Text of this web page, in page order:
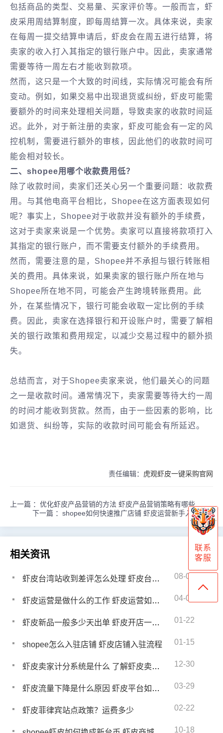
包括商品的类型、交易量、买家评价等。一般而言，虾
皮采用周结算制度，即每周结算一次。具体来说，卖家
在每周一提交结算申请后，虾皮会在周五进行结算，将
卖家的收入打入其指定的银行账户中。因此，卖家通常
需要等待一周左右才能收到款项。
然而，这只是一个大致的时间线，实际情况可能会有所
变动。例如，如果交易中出现退货或纠纷，虾皮可能需
要额外的时间来处理相关问题，导致卖家的收款时间延
迟。此外，对于新注册的卖家，虾皮可能会有一定的风
控机制，需要进行额外的审核，因此他们的收款时间可
能会相对较长。
二、shopee用哪个收款费用低？
除了收款时间，卖家们还关心另一个重要问题：收款费
用。与其他电商平台相比，Shopee在这方面表现如何
呢？事实上，Shopee对于收款并没有额外的手续费，
这对于卖家来说是一个优势。卖家可以直接将款项打入
其指定的银行账户，而不需要支付额外的手续费用。
然而，需要注意的是，Shopee并不承担与银行转账相
关的费用。具体来说，如果卖家的银行账户所在地与
Shopee所在地不同，可能会产生跨境转账费用。此
外，在某些情况下，银行可能会收取一定比例的手续
费。因此，卖家在选择银行和开设账户时，需要了解相
关的银行政策和费用规定，以减少交易过程中的额外损
失。
总结而言，对于Shopee卖家来说，他们最关心的问题
之一是收款时间。通常情况下，卖家需要等待大约一周
的时间才能收到货款。然而，由于一些因素的影响，比
如退货、纠纷等，实际的收款时间可能会有所延迟。
责任编辑： 虎观虾皮一键采购官网
上一篇 ： 优化虾皮产品营销的方法 虾皮产品营销策略有哪些
下一篇 ： shopee如何快速推广店铺 虾皮运营新手入门教程
相关资讯
虾皮台湾站收到差评怎么处理 虾皮台湾站买家评论能改几次 08-03
虾皮运营是做什么的工作 虾皮运营如何做列表 04-08
虾皮新品一般多少天出单 虾皮开店一个月没出单怎么办 01-22
shopee怎么入驻店铺 虾皮店铺入驻流程 01-15
虾皮卖家计分系统是什么 了解虾皮卖家计分系统 12-30
虾皮流量下降是什么原因 虾皮平台如何优化流量 03-29
虾皮菲律宾站点政策？运费多少 02-22
10-18
联系
客服